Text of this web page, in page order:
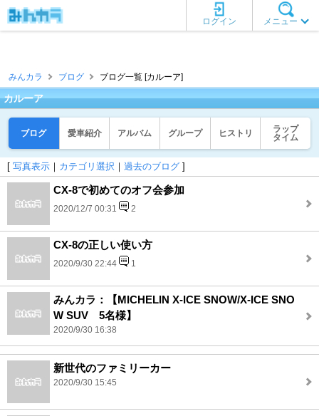
メニュー
ログイン
みんカラ ブログ ブログ一覧 [カルーア]
カルーア
ブログ 愛車紹介 アルバム グループ ヒストリ
ラップ
タイム
[ 写真表示 ｜ カテゴリ選択 ｜ 過去のブログ ]
CX-8で初めてのオフ会参加
2020/12/7 00:31 2
CX-8の正しい使い方
2020/9/30 22:44 1
みんカラ：【MICHELIN X-ICE SNOW/X-ICE SNO
W SUV 5名様】
2020/9/30 16:38
新世代のファミリーカー
2020/9/30 15:45